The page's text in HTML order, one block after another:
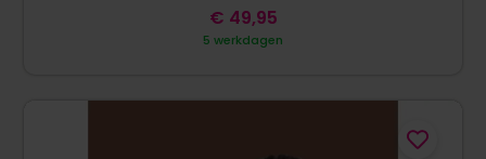
5 werkdagen
€ 49,95